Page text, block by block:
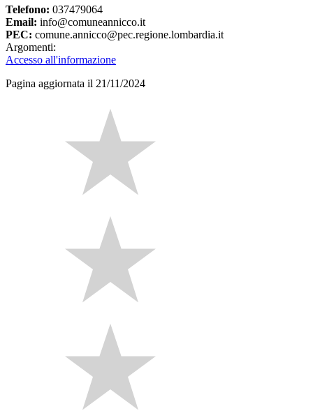
Telefono: 037479064
Email: info@comuneannicco.it
PEC: comune.annicco@pec.regione.lombardia.it
Argomenti:
Accesso all'informazione
Pagina aggiornata il 21/11/2024